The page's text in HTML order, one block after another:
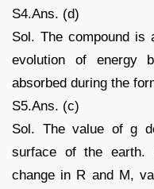
S4.Ans. (d)
Sol. The compound is
evolution of energy
absorbed during the
S5.Ans. (c)
Sol. The value of g
surface of the earth.
change in R and M,